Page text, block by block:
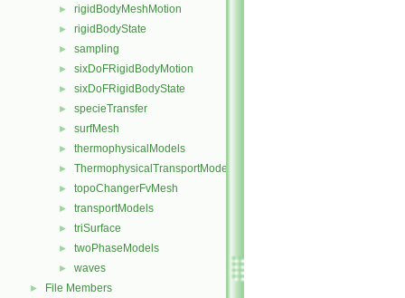
► rigidBodyMeshMotion
► rigidBodyState
► sampling
► sixDoFRigidBodyMotion
► sixDoFRigidBodyState
► specieTransfer
► surfMesh
► thermophysicalModels
► ThermophysicalTransportModels
► topoChangerFvMesh
► transportModels
► triSurface
► twoPhaseModels
► waves
► File Members